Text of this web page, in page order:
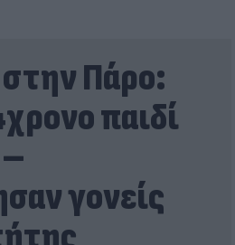
Πάρο:
παιδί
γονείς